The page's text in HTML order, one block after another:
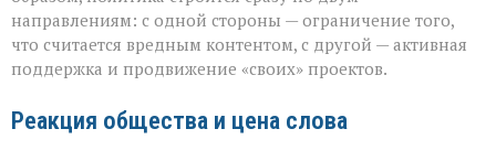
направлениям: с одной стороны — ограничение того,
что считается вредным контентом, с другой — активная
поддержка и продвижение «своих» проектов.
Реакция общества и цена слова